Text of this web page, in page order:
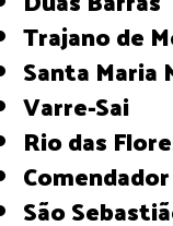
Trajano de
Santa
Varre-Sai
Rio das
São